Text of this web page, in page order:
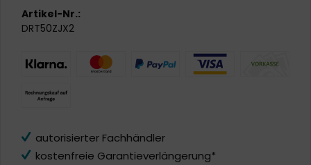
Artikel-Nr.:
DRT50ZJX2
autorisierter Fachhändler
kostenfreie Garantieverlängerung*